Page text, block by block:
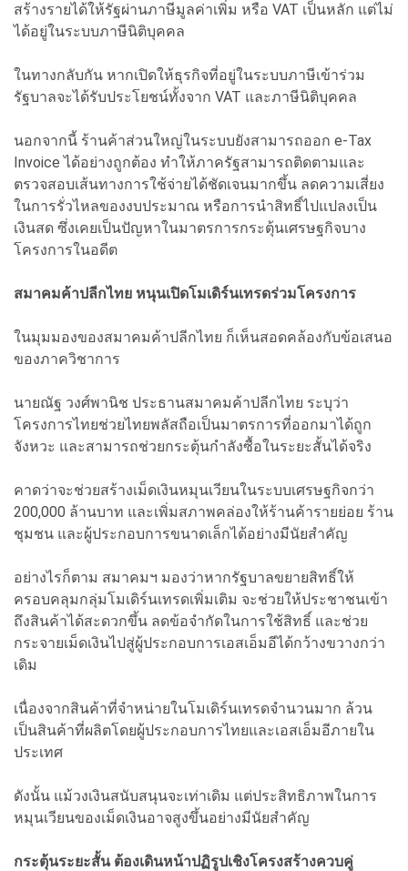
สร้างรายได้ให้รัฐผ่านภาษีมูลค่าเพิ่ม หรือ VAT เป็นหลัก แต่ไม่
ได้อยู่ในระบบภาษีนิติบุคคล
ในทางกลับกัน หากเปิดให้ธุรกิจที่อยู่ในระบบภาษีเข้าร่วม
รัฐบาลจะได้รับประโยชน์ทั้งจาก VAT และภาษีนิติบุคคล
นอกจากนี้ ร้านค้าส่วนใหญ่ในระบบยังสามารถออก e-Tax
Invoice ได้อย่างถูกต้อง ทำให้ภาครัฐสามารถติดตามและ
ตรวจสอบเส้นทางการใช้จ่ายได้ชัดเจนมากขึ้น ลดความเสี่ยง
ในการรั่วไหลของงบประมาณ หรือการนำสิทธิ์ไปแปลงเป็น
เงินสด ซึ่งเคยเป็นปัญหาในมาตรการกระตุ้นเศรษฐกิจบาง
โครงการในอดีต
สมาคมค้าปลีกไทย หนุนเปิดโมเดิร์นเทรดร่วมโครงการ
ในมุมมองของสมาคมค้าปลีกไทย ก็เห็นสอดคล้องกับข้อเสนอ
ของภาควิชาการ
นายณัฐ วงศ์พานิช ประธานสมาคมค้าปลีกไทย ระบุว่า
โครงการไทยช่วยไทยพลัสถือเป็นมาตรการที่ออกมาได้ถูก
จังหวะ และสามารถช่วยกระตุ้นกำลังซื้อในระยะสั้นได้จริง
คาดว่าจะช่วยสร้างเม็ดเงินหมุนเวียนในระบบเศรษฐกิจกว่า
200,000 ล้านบาท และเพิ่มสภาพคล่องให้ร้านค้ารายย่อย ร้าน
ชุมชน และผู้ประกอบการขนาดเล็กได้อย่างมีนัยสำคัญ
อย่างไรก็ตาม สมาคมฯ มองว่าหากรัฐบาลขยายสิทธิ์ให้
ครอบคลุมกลุ่มโมเดิร์นเทรดเพิ่มเติม จะช่วยให้ประชาชนเข้า
ถึงสินค้าได้สะดวกขึ้น ลดข้อจำกัดในการใช้สิทธิ์ และช่วย
กระจายเม็ดเงินไปสู่ผู้ประกอบการเอสเอ็มอีได้กว้างขวางกว่า
เดิม
เนื่องจากสินค้าที่จำหน่ายในโมเดิร์นเทรดจำนวนมาก ล้วน
เป็นสินค้าที่ผลิตโดยผู้ประกอบการไทยและเอสเอ็มอีภายใน
ประเทศ
ดังนั้น แม้วงเงินสนับสนุนจะเท่าเดิม แต่ประสิทธิภาพในการ
หมุนเวียนของเม็ดเงินอาจสูงขึ้นอย่างมีนัยสำคัญ
กระตุ้นระยะสั้น ต้องเดินหน้าปฏิรูปเชิงโครงสร้างควบคู่